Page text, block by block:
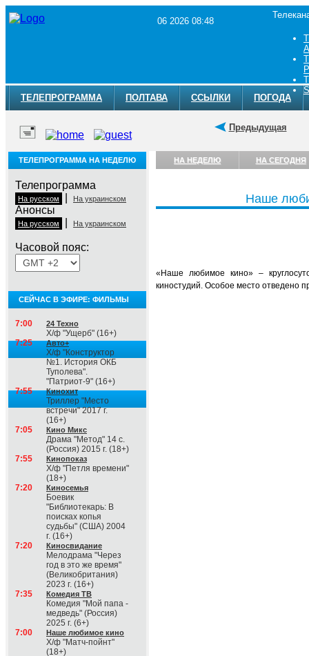
06 2026 08:48
ТЕЛЕПРОГРАММА ПОЛТАВА ССЫЛКИ ПОГОДА
Предыдущая
ТЕЛЕПРОГРАММА НА НЕДЕЛЮ
Телепрограмма
На русском На украинском
Анонсы
На русском На украинском
Часовой пояс:
СЕЙЧАС В ЭФИРЕ: ФИЛЬМЫ
7:00 24 Техно
Х/ф "Ущерб" (16+)
7:25
Авто+
Х/ф "Конструктор
№1. История ОКБ
Туполева".
"Патриот-9" (16+)
7:55
Кинохит
Триллер "Место
встречи" 2017 г.
(16+)
7:05
Кино Микс
Драма "Метод" 14 с.
(Россия) 2015 г. (18+)
7:55
Кинопоказ
Х/ф "Петля времени"
(18+)
7:20
Киносемья
Боевик
"Библиотекарь: В
поисках копья
судьбы" (США) 2004
г. (16+)
7:20
Киносвидание
Мелодрама "Через
год в это же время"
(Великобритания)
2023 г. (16+)
7:35
Комедия ТВ
Комедия "Мой папа -
медведь" (Россия)
2025 г. (6+)
7:00
Наше любимое кино
Х/ф "Матч-пойнт"
(18+)
НА НЕДЕЛЮ НА СЕГОДНЯ
Наше
«Наше любимое кино» –
киностудий. Особое место отведено